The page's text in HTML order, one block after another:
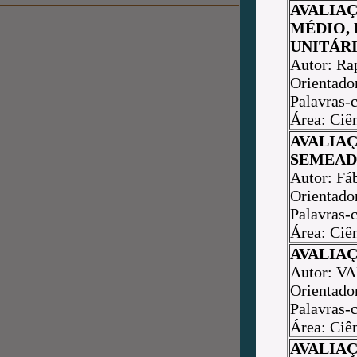
MÉDIO,
Autor:
Palavras-
Área:
Autor:
Palavras-
Área:
Autor:
Palavras-
Área: